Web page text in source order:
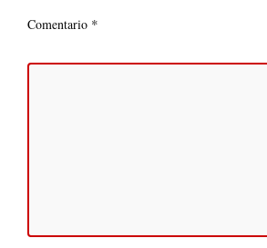
Comentario *